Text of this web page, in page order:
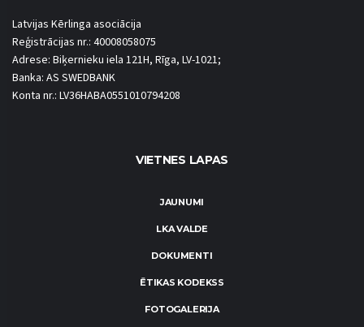
Latvijas Kērlinga asociācija
Reģistrācijas nr.: 40008058075
Adrese: Biķernieku iela 121H, Rīga, LV-1021;
Banka: AS SWEDBANK
Konta nr.: LV36HABA0551010794208
VIETNES LAPAS
JAUNUMI
LKA VALDE
DOKUMENTI
ĒTIKAS KODEKSS
FOTOGALERIJA